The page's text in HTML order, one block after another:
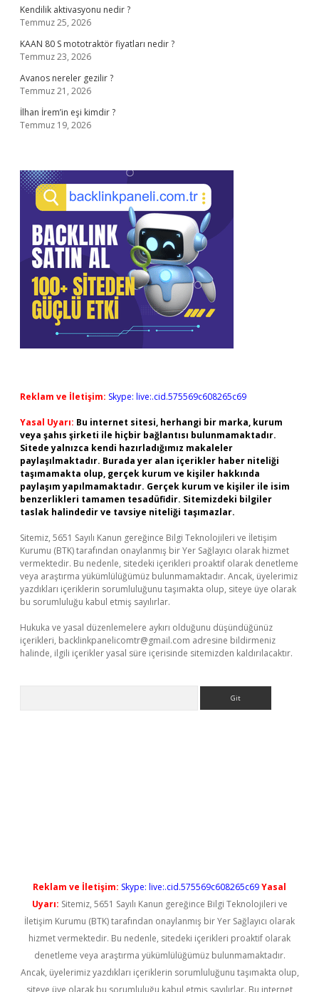
Kendilik aktivasyonu nedir ?
Temmuz 25, 2026
KAAN 80 S mototraktör fiyatları nedir ?
Temmuz 23, 2026
Avanos nereler gezilir ?
Temmuz 21, 2026
İlhan İrem’in eşi kimdir ?
Temmuz 19, 2026
Reklam ve İletişim: Skype: live:.cid.575569c608265c69
Yasal Uyarı: Bu internet sitesi, herhangi bir marka, kurum
veya şahıs şirketi ile hiçbir bağlantısı bulunmamaktadır.
Sitede yalnızca kendi hazırladığımız makaleler
paylaşılmaktadır. Burada yer alan içerikler haber niteliği
taşımamakta olup, gerçek kurum ve kişiler hakkında
paylaşım yapılmamaktadır. Gerçek kurum ve kişiler ile isim
benzerlikleri tamamen tesadüfidir. Sitemizdeki bilgiler
taslak halindedir ve tavsiye niteliği taşımazlar.
Sitemiz, 5651 Sayılı Kanun gereğince Bilgi Teknolojileri ve İletişim
Kurumu (BTK) tarafından onaylanmış bir Yer Sağlayıcı olarak hizmet
vermektedir. Bu nedenle, sitedeki içerikleri proaktif olarak denetleme
veya araştırma yükümlülüğümüz bulunmamaktadır. Ancak, üyelerimiz
yazdıkları içeriklerin sorumluluğunu taşımakta olup, siteye üye olarak
bu sorumluluğu kabul etmiş sayılırlar.
Hukuka ve yasal düzenlemelere aykırı olduğunu düşündüğünüz
içerikleri, backlinkpanelicomtr@gmail.com adresine bildirmeniz
halinde, ilgili içerikler yasal süre içerisinde sitemizden kaldırılacaktır.
Reklam ve İletişim: Skype: live:.cid.575569c608265c69Yasal
Uyarı: Sitemiz, 5651 Sayılı Kanun gereğince Bilgi Teknolojileri ve
İletişim Kurumu (BTK) tarafından onaylanmış bir Yer Sağlayıcı olarak
hizmet vermektedir. Bu nedenle, sitedeki içerikleri proaktif olarak
denetleme veya araştırma yükümlülüğümüz bulunmamaktadır.
Ancak, üyelerimiz yazdıkları içeriklerin sorumluluğunu taşımakta olup,
siteye üye olarak bu sorumluluğu kabul etmiş sayılırlar. Bu internet